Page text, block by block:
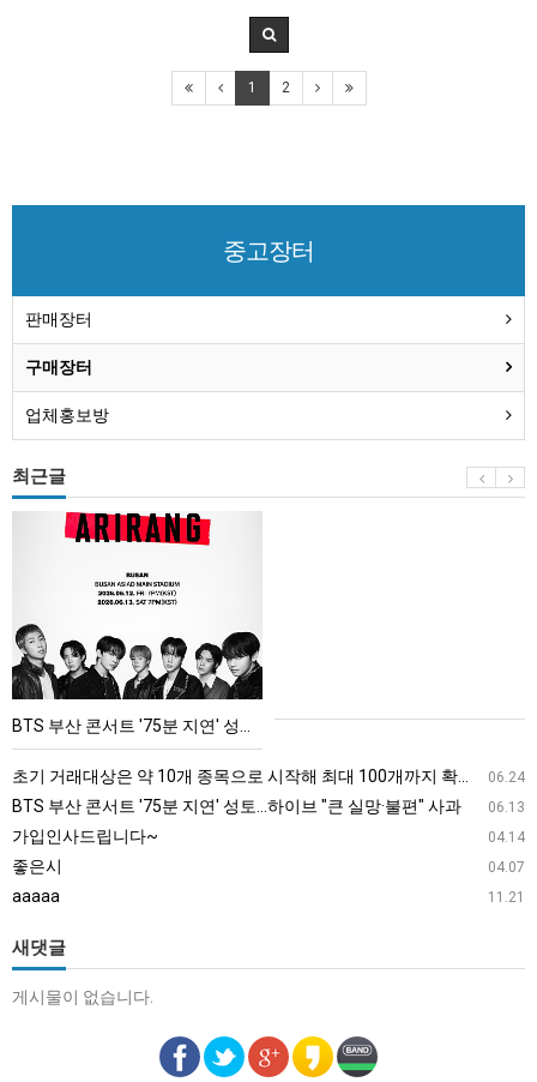
1 2
중고장터
판매장터
구매장터
업체홍보방
최근글
서
트
'75
분
브
"큰
실
BTS 부산 콘서트 '75분 지연' 성토…하이브 "큰 실망·불편" 사과
06.24
초기 거래대상은 약 10개 종목으로 시작해 최대 100개까지 확대할 방침이다. 구체적인 거래 대상 ETF는 아직 확정되지 않았지만, 시장 대표성이나 거래량을 고려해 선정할 계획이다.
06.13
BTS 부산 콘서트 '75분 지연' 성토…하이브 "큰 실망·불편" 사과
04.14
가입인사드립니다~
04.07
좋은시
11.21
aaaaa
새댓글
게시물이 없습니다.